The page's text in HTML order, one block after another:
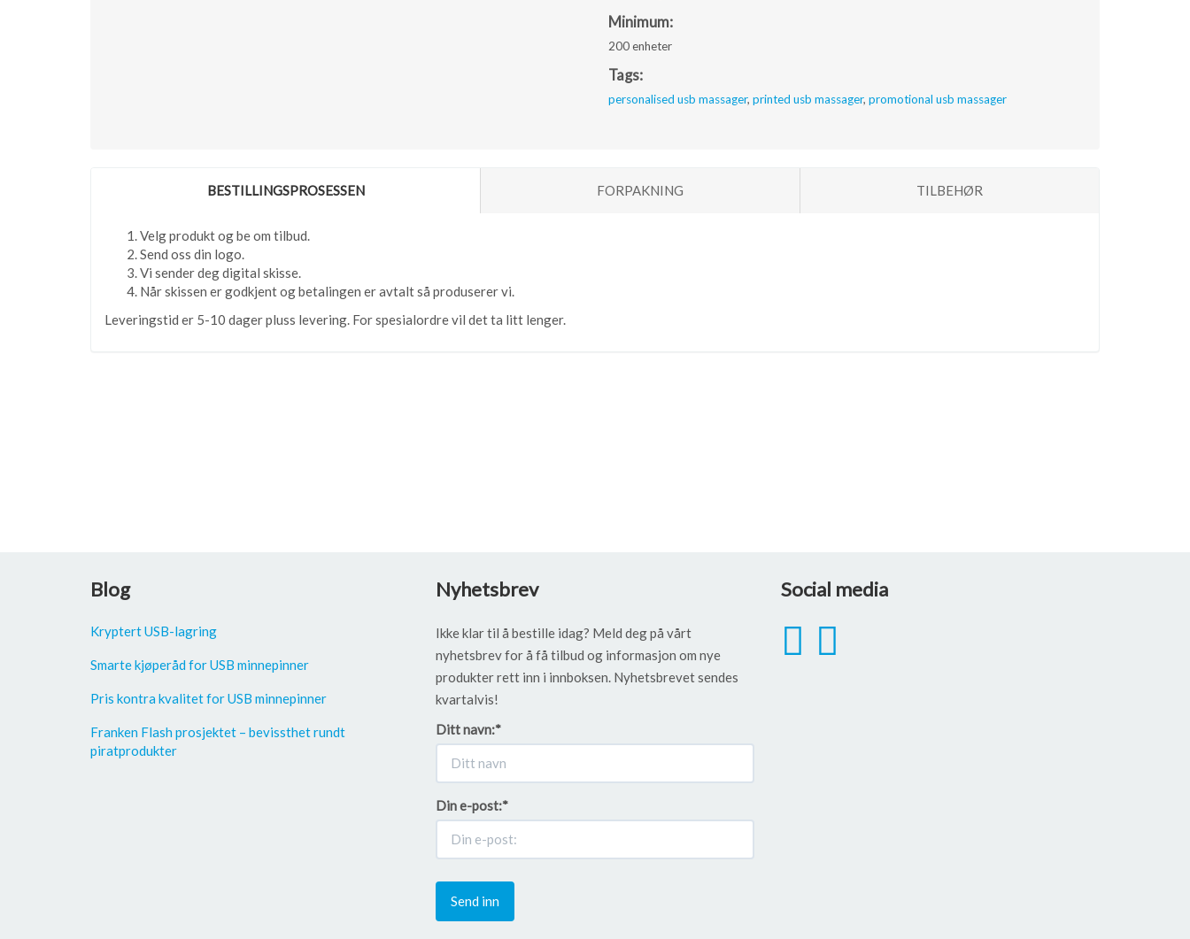
Minimum:
200 enheter
Tags:
personalised usb massager, printed usb massager, promotional usb massager
BESTILLINGSPROSESSEN FORPAKNING TILBEHØR
Velg produkt og be om tilbud.
Send oss din logo.
Vi sender deg digital skisse.
Når skissen er godkjent og betalingen er avtalt så produserer vi.
Leveringstid er 5-10 dager pluss levering. For spesialordre vil det ta litt lenger.
Blog
Kryptert USB-lagring
Smarte kjøperåd for USB minnepinner
Pris kontra kvalitet for USB minnepinner
Franken Flash prosjektet – bevissthet rundt
piratprodukter
Nyhetsbrev
Ikke klar til å bestille idag? Meld deg på vårt
nyhetsbrev for å få tilbud og informasjon om nye
produkter rett inn i innboksen. Nyhetsbrevet sendes
kvartalvis!
Ditt navn:*
Din e-post:*
Send inn
Social media